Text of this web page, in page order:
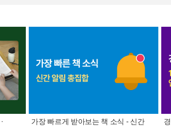
가장 빠르게 받아보는 책 소식 - 신간